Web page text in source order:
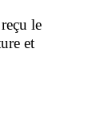
le
et